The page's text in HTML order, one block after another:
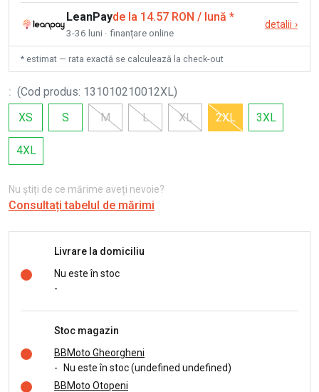
LeanPayde la 14.57 RON / lună *
3-36 luni · finanțare online
detalii ›
* estimat — rata exactă se calculează la check-out
: (Cod produs: 131010210012XL)
XS
S M L XL 2XL 3XL
4XL
Nu știți de ce mărime aveți nevoie?
Consultați tabelul de mărimi
Livrare la domiciliu
Nu este în stoc
-
Stoc magazin
BBMoto Gheorgheni
-
Nu este în stoc (undefined undefined)
BBMoto Otopeni